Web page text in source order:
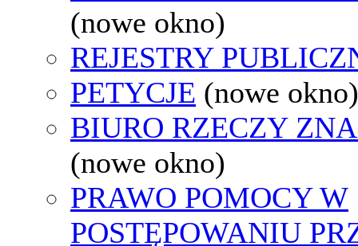
(nowe okno)
REJESTRY
PETYCJE (nowe okno)
BIURO RZECZY
(nowe okno)
PRAWO POMOCY W
POSTĘPOWANIU